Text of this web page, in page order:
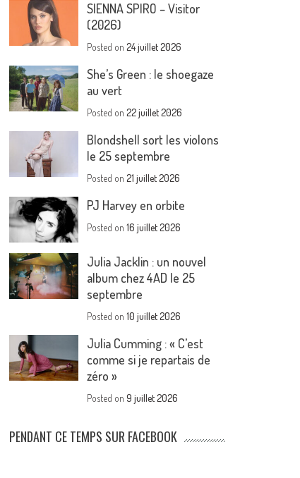
SIENNA SPIRO – Visitor
(2026)
Posted on24 juillet 2026
She’s Green : le shoegaze
au vert
Posted on22 juillet 2026
Blondshell sort les violons
le 25 septembre
Posted on21 juillet 2026
PJ Harvey en orbite
Posted on16 juillet 2026
Julia Jacklin : un nouvel
album chez 4AD le 25
septembre
Posted on10 juillet 2026
Julia Cumming : « C’est
comme si je repartais de
zéro »
Posted on9 juillet 2026
PENDANT CE TEMPS SUR FACEBOOK